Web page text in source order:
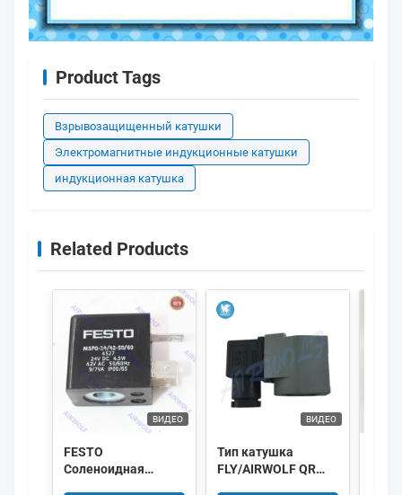
Product Tags
Взрывозащищенный катушки
Электромагнитные индукционные катушки
индукционная катушка
Related Products
ВИДЕО
FESTO
Соленоидная
ВИДЕО
Тип катушка
FLY/AIRWOLF QR